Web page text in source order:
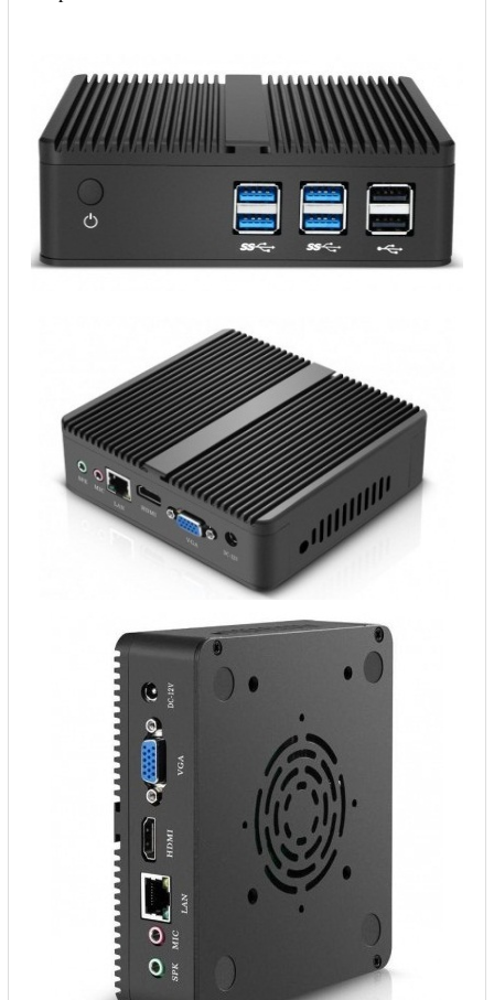
Đóng
TRÊN MẠNG XÃ HỘI
Facebook
Google
Gọi cho chúng tôi
Nhắn tin